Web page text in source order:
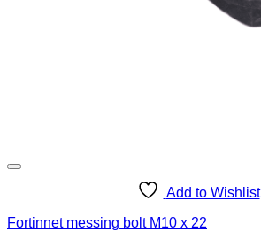
Add to Wishlist
Fortinnet messing bolt M10 x 22